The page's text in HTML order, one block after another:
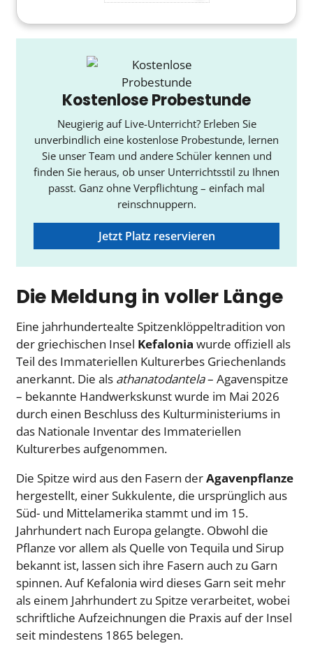
Kostenlose Probestunde
Neugierig auf Live-Unterricht? Erleben Sie
unverbindlich eine kostenlose Probestunde, lernen
Sie unser Team und andere Schüler kennen und
finden Sie heraus, ob unser Unterrichtsstil zu Ihnen
passt. Ganz ohne Verpflichtung – einfach mal
reinschnuppern.
Jetzt Platz reservieren
Die Meldung in voller Länge
Eine jahrhundertealte Spitzenklöppeltradition von
der griechischen Insel Kefalonia wurde offiziell als
Teil des Immateriellen Kulturerbes Griechenlands
anerkannt. Die als athanatodantela– Agavenspitze
– bekannte Handwerkskunst wurde im Mai 2026
durch einen Beschluss des Kulturministeriums in
das Nationale Inventar des Immateriellen
Kulturerbes aufgenommen.
Die Spitze wird aus den Fasern derAgavenpflanze
hergestellt, einer Sukkulente, die ursprünglich aus
Süd- und Mittelamerika stammt und im 15.
Jahrhundert nach Europa gelangte. Obwohl die
Pflanze vor allem als Quelle von Tequila und Sirup
bekannt ist, lassen sich ihre Fasern auch zu Garn
spinnen. Auf Kefalonia wird dieses Garn seit mehr
als einem Jahrhundert zu Spitze verarbeitet, wobei
schriftliche Aufzeichnungen die Praxis auf der Insel
seit mindestens 1865 belegen.